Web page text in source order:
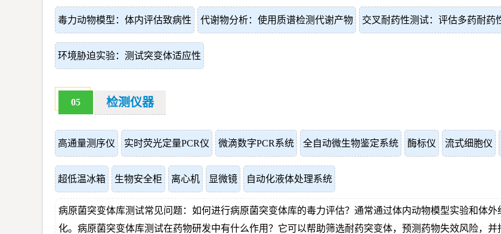
毒力动物模型：体内评估致病性 代谢物分析：使用质谱检测代谢产物 交叉耐药性测试：评估多药耐药
环境胁迫实验：测试突变体适应性
05 检测仪器
高通量测序仪 实时荧光定量PCR仪 微滴数字PCR系统 全自动微生物鉴定系统 酶标仪 流式细胞仪
超低温冰箱 生物安全柜 离心机 显微镜 自动化液体处理系统
病原菌突变体库测试常见问题：如何进行病原菌突变体库的毒力评估？通常通过体内动物模型实验和体
化。病原菌突变体库测试在药物研发中有什么作用？它可以帮助筛选耐药突变体，预测药物失效风险，